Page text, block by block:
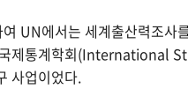
UN에서는 세계출산력조사
국제통계학회(International
사업이었다.